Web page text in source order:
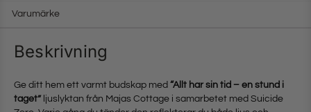
Varumärke
Beskrivning
Ge ditt hem ett varmt budskap med “Allt har sin tid – en stund i
taget” ljuslyktan från Majas Cottage i samarbetet med Suicide